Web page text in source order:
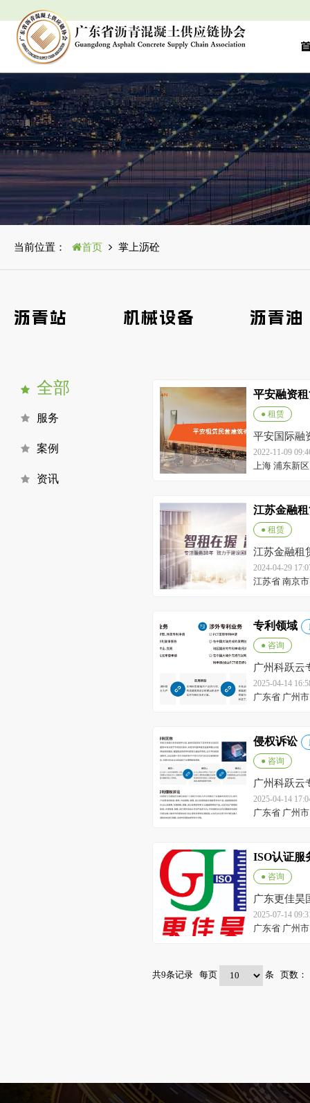
当前位置： 首页 掌上沥砼
沥青站 机械设备 沥青油
全部
服务
案例
资讯
平安融资
● 租赁
平安国际融
2022-11-09
上海 浦东新
江苏金融
● 租赁
江苏金融租
2024-04-29
江苏省 南京
专利领域
● 咨询
广州科跃云
通合伙)
2025-04-14
广东省 广州
侵权诉讼
● 咨询
广州科跃云
通合伙)
2025-04-14
广东省 广州
ISO认证服
● 咨询
广东更佳昊
2025-07-14
广东省 广州
共9条记录 每页 条 页数：